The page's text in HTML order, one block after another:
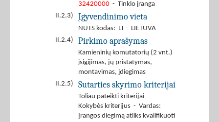
32420000 - Tinklo įranga
II.2.3)
Įgyvendinimo vieta
NUTS kodas: LT - LIETUVA
II.2.4)
Pirkimo aprašymas
Kamieninių komutatorių (2 vnt.)
įsigijimas, jų pristatymas,
montavimas, įdiegimas
II.2.5)
Sutarties skyrimo kriterijai
Toliau pateikti kriterijai
Kokybės kriterijus - Vardas:
Įrangos diegimą atliks kvalifikuoti